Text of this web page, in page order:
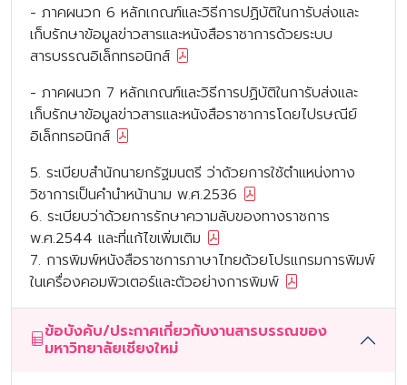
- ภาคผนวก 6 หลักเกณฑ์และวิธีการปฏิบัติในการับส่งและ
เก็บรักษาข้อมูลข่าวสารและหนังสือราชาการด้วยระบบ
สารบรรณอิเล็กทรอนิกส์
- ภาคผนวก 7 หลักเกณฑ์และวิธีการปฏิบัติในการับส่งและ
เก็บรักษาข้อมูลข่าวสารและหนังสือราชาการโดยไปรษณีย์
อิเล็กทรอนิกส์
5. ระเบียบสำนักนายกรัฐมนตรี ว่าด้วยการใช้ตำแหน่งทาง
วิชาการเป็นคำนำหน้านาม พ.ศ.2536
6. ระเบียบว่าด้วยการรักษาความลับของทางราชการ
พ.ศ.2544 และที่แก้ไขเพิ่มเติม
7. การพิมพ์หนังสือราชการภาษาไทยด้วยโปรแกรมการพิมพ์
ในเครื่องคอมพิวเตอร์และตัวอย่างการพิมพ์
ข้อบังคับ/ประกาศเกี่ยวกับงานสารบรรณของ
มหาวิทยาลัยเชียงใหม่